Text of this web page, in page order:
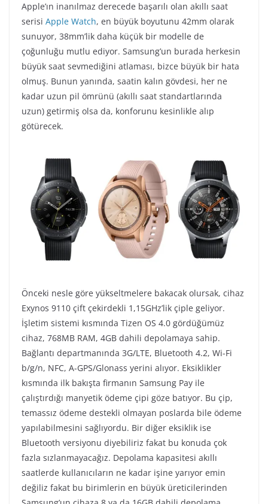
Apple’ın inanılmaz derecede başarılı olan akıllı saat
serisi Apple Watch, en büyük boyutunu 42mm olarak
sunuyor, 38mm’lik daha küçük bir modelle de
çoğunluğu mutlu ediyor. Samsung’un burada herkesin
büyük saat sevmediğini atlaması, bizce büyük bir hata
olmuş. Bunun yanında, saatin kalın gövdesi, her ne
kadar uzun pil ömrünü (akıllı saat standartlarında
uzun) getirmiş olsa da, konforunu kesinlikle alıp
götürecek.
Önceki nesle göre yükseltmelere bakacak olursak, cihaz
Exynos 9110 çift çekirdekli 1,15GHz’lik çiple geliyor.
İşletim sistemi kısmında Tizen OS 4.0 gördüğümüz
cihaz, 768MB RAM, 4GB dahili depolamaya sahip.
Bağlantı departmanında 3G/LTE, Bluetooth 4.2, Wi-Fi
b/g/n, NFC, A-GPS/Glonass yerini alıyor. Eksiklikler
kısmında ilk bakışta firmanın Samsung Pay ile
çalıştırdığı manyetik ödeme çipi göze batıyor. Bu çip,
temassız ödeme destekli olmayan poslarda bile ödeme
yapılabilmesini sağlıyordu. Bir diğer eksiklik ise
Bluetooth versiyonu diyebiliriz fakat bu konuda çok
fazla sızlanmayacağız. Depolama kapasitesi akıllı
saatlerde kullanıcıların ne kadar işine yarıyor emin
değiliz fakat bu birimlerin en büyük üreticilerinden